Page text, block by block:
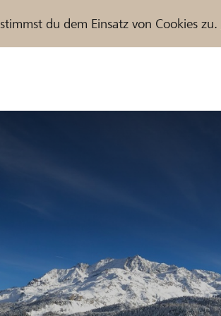
du dem Einsatz von Cookies zu.